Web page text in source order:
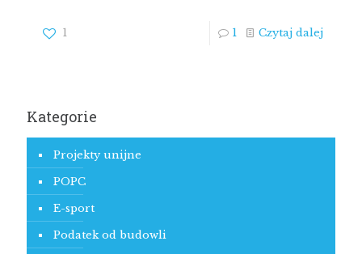
1 1 Czytaj dalej
Kategorie
Projekty unijne
POPC
E-sport
Podatek od budowli